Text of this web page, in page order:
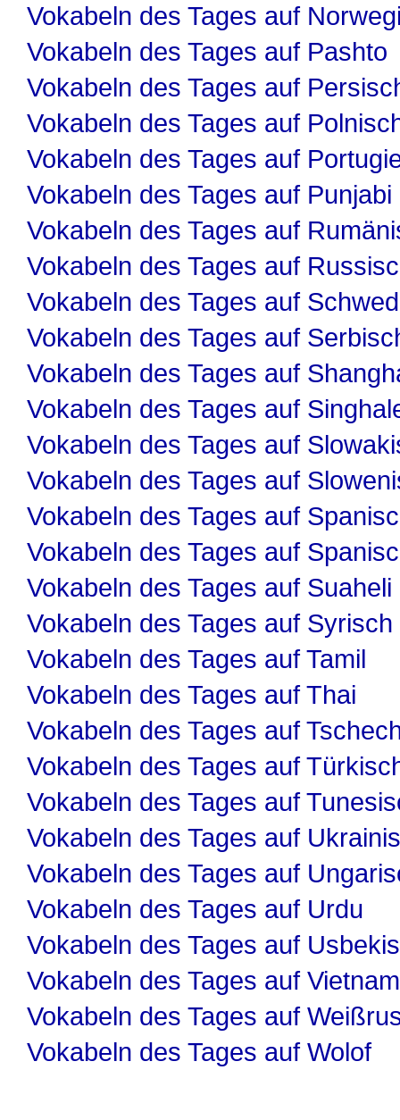
Vokabeln des Tages auf
Vokabeln des Tages auf Pashto
Vokabeln des Tages auf
Vokabeln des Tages auf
Vokabeln des Tages auf
Vokabeln des Tages auf Punjabi
Vokabeln des Tages auf
Vokabeln des Tages auf
Vokabeln des Tages auf
Vokabeln des Tages auf
Vokabeln des Tages auf
Vokabeln des Tages auf
Vokabeln des Tages auf
Vokabeln des Tages auf
Vokabeln des Tages auf
Vokabeln des Tages auf
Vokabeln des Tages auf Suaheli
Vokabeln des Tages auf Syrisch
Vokabeln des Tages auf Tamil
Vokabeln des Tages auf Thai
Vokabeln des Tages auf
Vokabeln des Tages auf
Vokabeln des Tages auf
Vokabeln des Tages auf
Vokabeln des Tages auf
Vokabeln des Tages auf Urdu
Vokabeln des Tages auf
Vokabeln des Tages auf
Vokabeln des Tages auf
Vokabeln des Tages auf Wolof